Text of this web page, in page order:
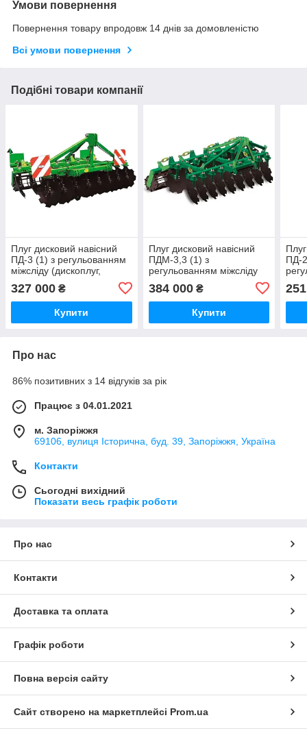
Умови повернення
Повернення товару впродовж 14 днів за домовленістю
Всі умови повернення
Подібні товари компанії
Плуг дисковий навісний
ПД-3 (1) з регульованням
міжсліду (дископлуг,
дискова борона), (диски з
борвмісної сталі) Велес-
Агро
327 000 ₴
Купити
Плуг дисковий навісний
ПДМ-3,3 (1) з
регульованням міжсліду
борона), (диски з
борвмісної сталі) Велес-
384 000₴
Купити
ПД-
Про нас
86% позитивних з 14 відгуків за рік
Працює з 04.01.2021
м. Запоріжжя
69106, вулиця Історична, буд. 39, Запоріжжя, Україна
Контакти
Сьогодні вихідний
Показати весь графік роботи
Про нас
Контакти
Доставка та оплата
Графік роботи
Повна версія сайту
Сайт створено на маркетплейсі Prom.ua